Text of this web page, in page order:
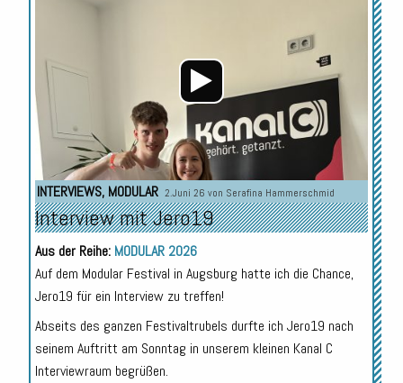
Player
INTERVIEWS, MODULAR 2.Juni 26 von Serafina Hammerschmid
Interview mit Jero19
Aus der Reihe: MODULAR 2026
Auf dem Modular Festival in Augsburg hatte ich die Chance,
Jero19 für ein Interview zu treffen!
Abseits des ganzen Festivaltrubels durfte ich Jero19 nach
seinem Auftritt am Sonntag in unserem kleinen Kanal C
Interviewraum begrüßen.